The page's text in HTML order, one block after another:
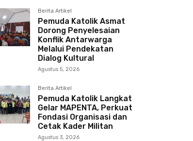
Berita Artikel
Pemuda Katolik Asmat
Dorong Penyelesaian
Konflik Antarwarga
Melalui Pendekatan
Dialog Kultural
Agustus 5, 2026
Berita Artikel
Pemuda Katolik Langkat
Gelar MAPENTA, Perkuat
Fondasi Organisasi dan
Cetak Kader Militan
Agustus 3, 2026